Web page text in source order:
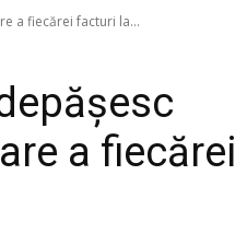
a fiecărei facturi la...
a fiecărei